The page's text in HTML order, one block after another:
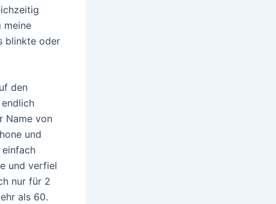
meine
blinkte oder
den
Name von
und
und verfiel
nur für 2
als 60.